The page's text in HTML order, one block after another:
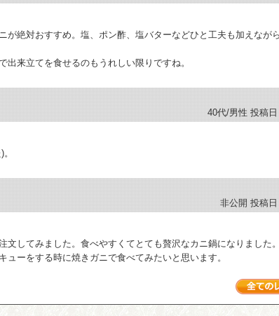
が絶対おすすめ。塩、ポン酢、塩バターなどひと工夫も加えなが
来立てを食せるのもうれしい限りですね。
40代/男性 投稿日
非公開 投稿日
文してみました。食べやすくてとても贅沢なカニ鍋になりました
ーをする時に焼きガニで食べてみたいと思います。